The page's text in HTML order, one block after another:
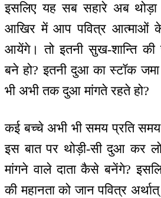
इसलिए यह सब सहारे अब
आखिर में आप पवित्र आत्माओं
आयेंगे। तो इतनी सुख-शान्ति की
बने हो? इतनी दुआ का स्टॉक
भी अभी तक दुआ मांगते रहते हो?
कई बच्चे अभी भी समय प्रति
इस बात पर थोड़ी-सी दुआ कर
मांगने वाले दाता कैसे बनेंगे?
की महानता को जान पवित्र